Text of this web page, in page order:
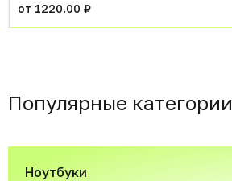
от 1220.00 ₽
Популярные категории
Ноутбуки